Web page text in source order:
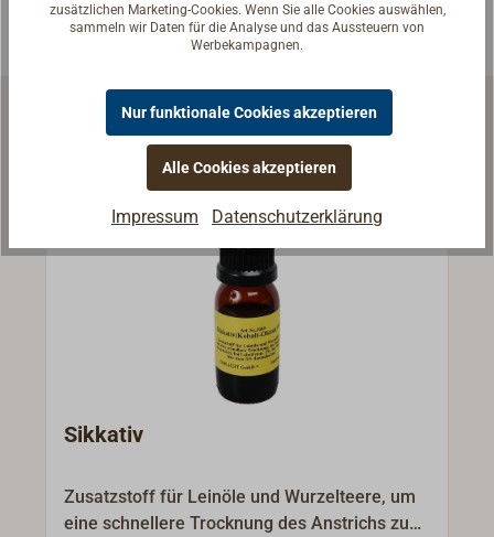
Ähnliche Artikel
Sikkativ
Zusatzstoff für Leinöle und Wurzelteere, um
eine schnellere Trocknung des Anstrichs zu
zusätzlichen Marketing-Cookies. Wenn Sie alle Cookies auswählen,
sammeln wir Daten für die Analyse und das Aussteuern von
Werbekampagnen.
Nur funktionale Cookies akzeptieren
Alle Cookies akzeptieren
Impressum Datenschutzerklärung